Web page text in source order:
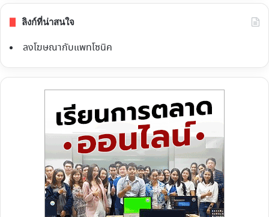
ลิงก์ที่น่าสนใจ
ลงโฆษณากับแพทโซนิค